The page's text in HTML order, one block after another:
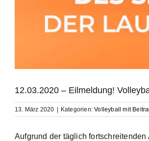
12.03.2020 – Eilmeldung!
13. März 2020 Kategorien:Volleyball mit
Aufgrund der täglich